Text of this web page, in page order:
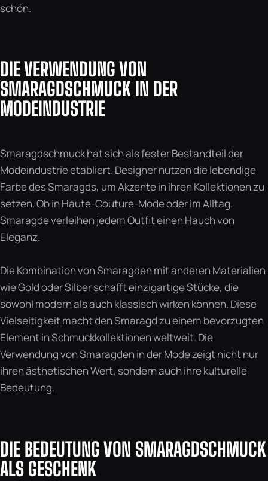
schön.
DIE VERWENDUNG VON
SMARAGDSCHMUCK IN DER
MODEINDUSTRIE
Smaragdschmuck hat sich als fester Bestandteil der
Modeindustrie etabliert. Designer nutzen die lebendige
Farbe des Smaragds, um Akzente in ihren Kollektionen zu
setzen. Ob in Haute-Couture-Mode oder im Alltag.
Smaragde verleihen jedem Outfit einen Hauch von
Eleganz.
Die Kombination von Smaragden mit anderen Materialien
wie Gold oder Silber schafft einzigartige Stücke, die
sowohl modern als auch klassisch wirken können. Diese
Vielseitigkeit macht den Smaragd zu einem bevorzugten
Element in Schmuckkollektionen weltweit. Die
Verwendung von Smaragden in der Mode zeigt nicht nur
ihren ästhetischen Wert, sondern auch ihre kulturelle
Bedeutung.
DIE BEDEUTUNG VON SMARAGDSCHMUCK
ALS GESCHENK